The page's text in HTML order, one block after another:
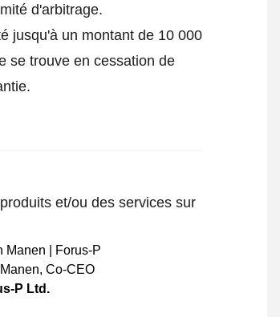
d'arbitrage.
jusqu'à un montant de 10 000
se trouve en cessation de
et/ou des services sur
, Co-CEO
P Ltd.